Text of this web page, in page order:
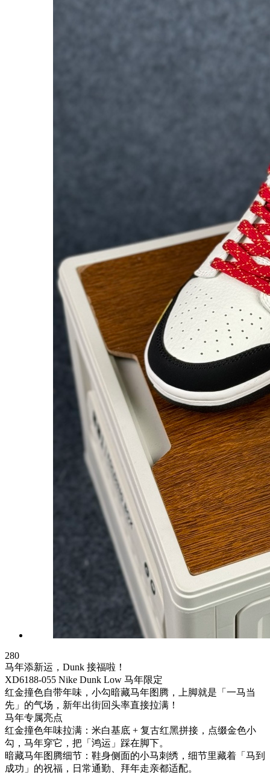
280
马年添新运，Dunk 接福啦！
XD6188-055 Nike Dunk Low 马年限定
红金撞色自带年味，小勾暗藏马年图腾，上脚就是「一马当
先」的气场，新年出街回头率直接拉满！
马年专属亮点
红金撞色年味拉满：米白基底 + 复古红黑拼接，点缀金色小
勾，马年穿它，把「鸿运」踩在脚下。
暗藏马年图腾细节：鞋身侧面的小马刺绣，细节里藏着「马到
成功」的祝福，日常通勤、拜年走亲都适配。